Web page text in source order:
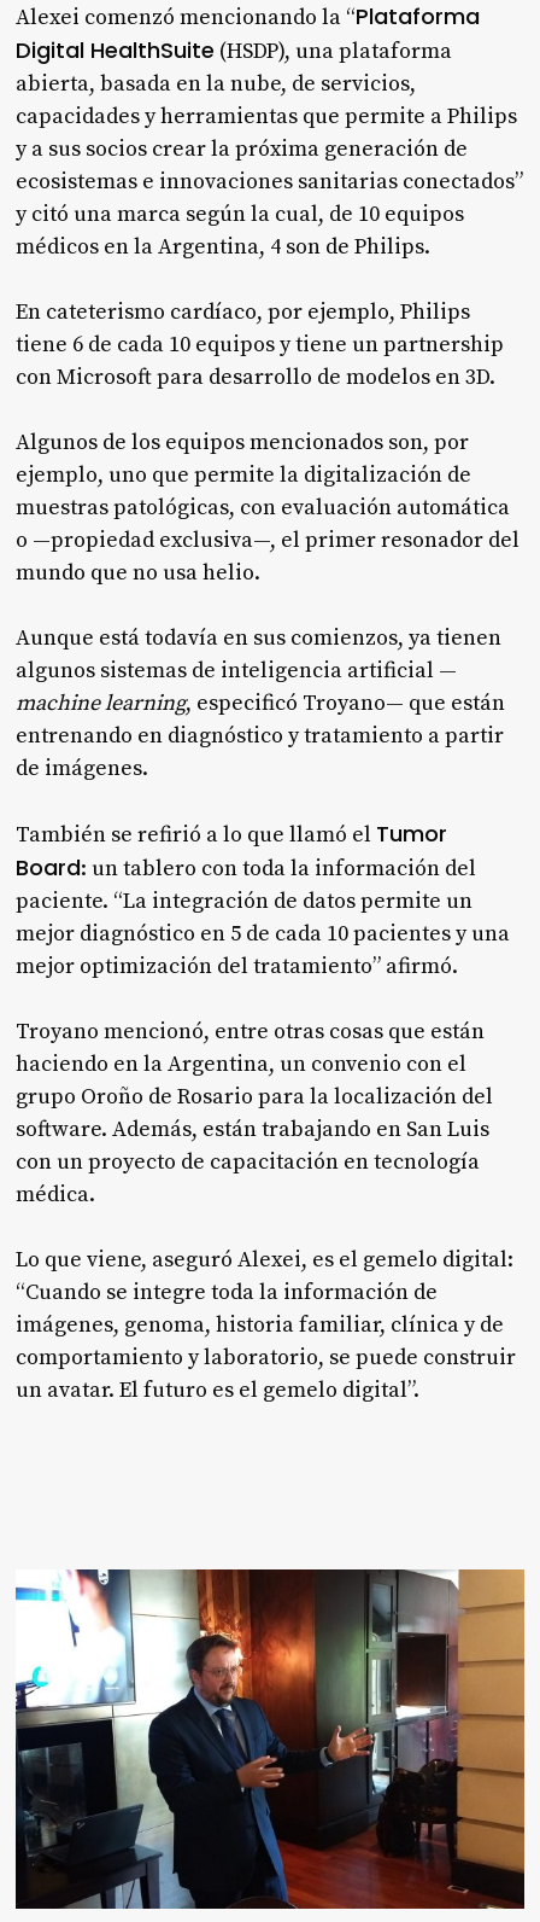
Alexei comenzó mencionando la “Plataforma
Digital HealthSuite (HSDP), una plataforma
abierta, basada en la nube, de servicios,
capacidades y herramientas que permite a Philips
y a sus socios crear la próxima generación de
ecosistemas e innovaciones sanitarias conectados”
y citó una marca según la cual, de 10 equipos
médicos en la Argentina, 4 son de Philips.
En cateterismo cardíaco, por ejemplo, Philips
tiene 6 de cada 10 equipos y tiene un partnership
con Microsoft para desarrollo de modelos en 3D.
Algunos de los equipos mencionados son, por
ejemplo, uno que permite la digitalización de
muestras patológicas, con evaluación automática
o —propiedad exclusiva—, el primer resonador del
mundo que no usa helio.
Aunque está todavía en sus comienzos, ya tienen
algunos sistemas de inteligencia artificial —
machine learning, especificó Troyano— que están
entrenando en diagnóstico y tratamiento a partir
de imágenes.
También se refirió a lo que llamó el Tumor
Board: un tablero con toda la información del
paciente. “La integración de datos permite un
mejor diagnóstico en 5 de cada 10 pacientes y una
mejor optimización del tratamiento” afirmó.
Troyano mencionó, entre otras cosas que están
haciendo en la Argentina, un convenio con el
grupo Oroño de Rosario para la localización del
software. Además, están trabajando en San Luis
con un proyecto de capacitación en tecnología
médica.
Lo que viene, aseguró Alexei, es el gemelo digital:
“Cuando se integre toda la información de
imágenes, genoma, historia familiar, clínica y de
comportamiento y laboratorio, se puede construir
un avatar. El futuro es el gemelo digital”.